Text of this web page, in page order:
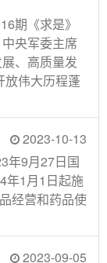
期《求是》
央军委主席
、高质量发
放伟大历程蓬
2023-10-13
年9月27日国
年1月1日起施
经营和药品使
2023-09-05